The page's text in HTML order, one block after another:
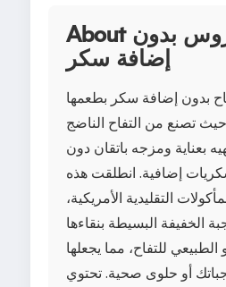
About تفاح مهروس بدون
إضافة سكر
بدون إضافة سكر بطعمها
تصنع من التفاح الناضج
بعناية ومزجه باتقان دون
إضافية. انطلقت هذه
التقليدية الأمريكية،
الخفيفة البسيطة بنقاءها
للتفاح، مما يجعلها
أو حلوى صحية. تحتوي